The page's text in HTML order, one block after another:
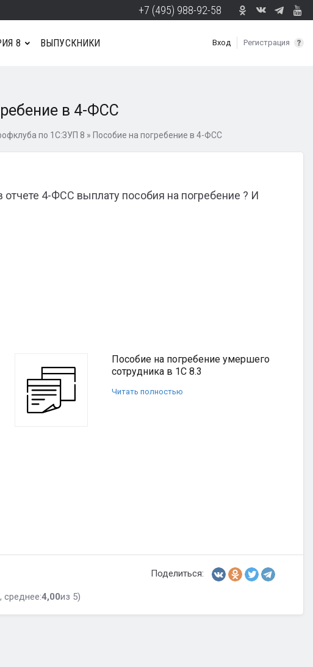
+7 (495) 988-92-58
Вход Регистрация
8 ВЫПУСКНИКИ
в 4-ФСС
по 1С:ЗУП 8 » Пособие на погребение в 4-ФСС
4-ФСС выплату пособия на погребение ? И
Пособие на погребение умершего
сотрудника в 1С 8.3
Читать полностью
Поделиться:
среднее:4,00из 5)